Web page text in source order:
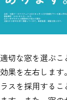
適切な窓を選ぶ
効果を左右しま
ラスを採用する